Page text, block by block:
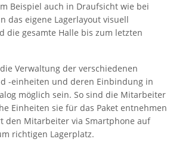
Beispiel auch in Draufsicht wie bei
das eigene Lagerlayout visuell
die gesamte Halle bis zum letzten
Verwaltung der verschiedenen
-einheiten und deren Einbindung in
möglich sein. So sind die Mitarbeiter
Einheiten sie für das Paket entnehmen
den Mitarbeiter via Smartphone auf
richtigen Lagerplatz.